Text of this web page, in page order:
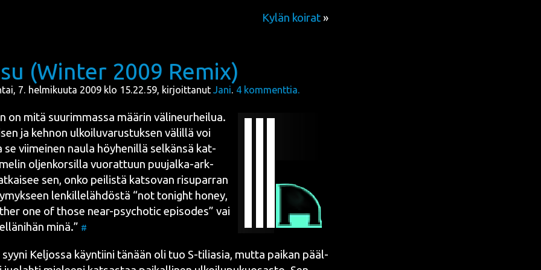
Kylän koirat »
(Winter 2009 Remix)
7. helmikuuta 2009 klo 15.22.59, kirjoittanut Jani. 4 kommenttia.
on mitä suu­rim­mas­sa mää­rin väli­neur­hei­lua.
ja keh­non ulkoi­lu­va­rus­tuk­sen välil­lä voi
se vii­mei­nen nau­la höy­he­nil­lä sel­kän­sä kat­
oljen­kor­sil­la vuo­rat­tuun puu­jal­ka-ark­
sen, onko pei­lis­tä kat­so­van risu­par­ran
len­kil­le­läh­dös­tä “not tonight honey,
one of tho­se near-psyc­ho­tic epi­so­des” vai
minä.” #
Kel­jos­sa käyn­tii­ni tänään oli tuo S-tilia­sia, mut­ta pai­kan pääl­